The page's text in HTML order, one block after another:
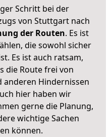
Schritt bei der
von Stuttgart nach
der Routen. Es ist
die sowohl sicher
Es ist auch ratsam,
die Route frei von
Hindernissen
hier haben wir
gerne die Planung,
wichtige Sachen
können.